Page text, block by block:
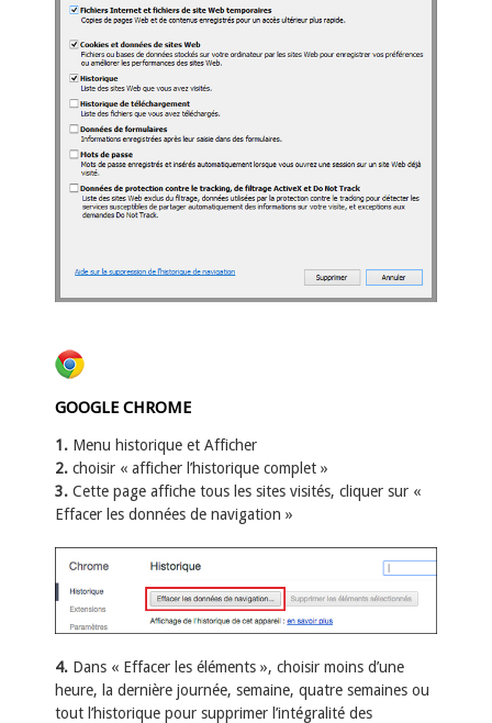
GOOGLE CHROME
1. Menu historique et Afficher
2. choisir « afficher l’historique complet »
3. Cette page affiche tous les sites visités, cliquer sur «
Effacer les données de navigation »
4. Dans « Effacer les éléments », choisir moins d’une
heure, la dernière journée, semaine, quatre semaines ou
tout l’historique pour supprimer l’intégralité des